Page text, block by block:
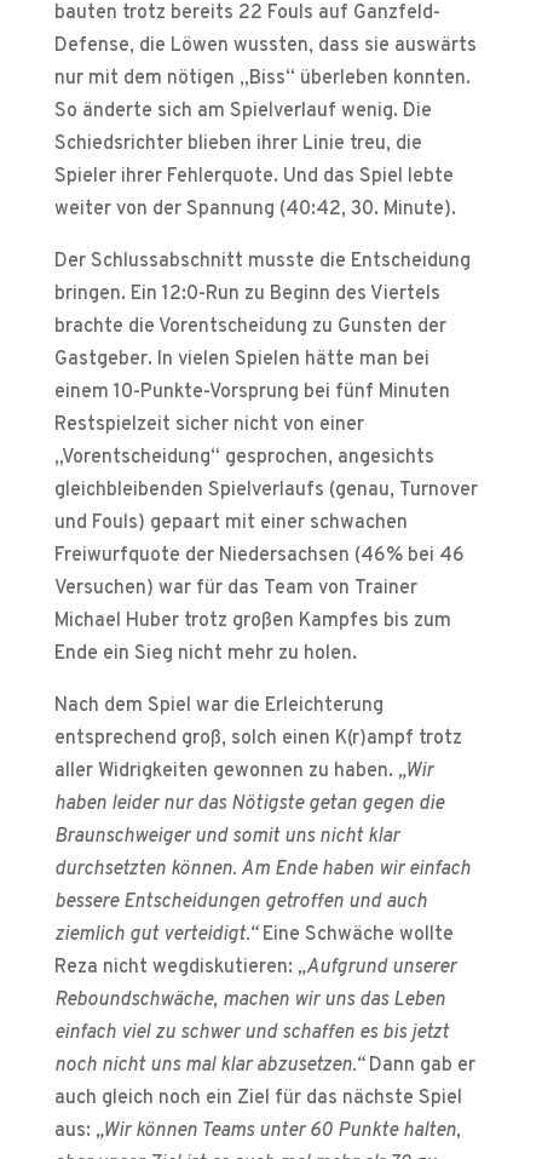
bauten trotz bereits 22 Fouls auf Ganzfeld-
Defense, die Löwen wussten, dass sie auswärts
nur mit dem nötigen „Biss“ überleben konnten.
So änderte sich am Spielverlauf wenig. Die
Schiedsrichter blieben ihrer Linie treu, die
Spieler ihrer Fehlerquote. Und das Spiel lebte
weiter von der Spannung (40:42, 30. Minute).
Der Schlussabschnitt musste die Entscheidung
bringen. Ein 12:0-Run zu Beginn des Viertels
brachte die Vorentscheidung zu Gunsten der
Gastgeber. In vielen Spielen hätte man bei
einem 10-Punkte-Vorsprung bei fünf Minuten
Restspielzeit sicher nicht von einer
„Vorentscheidung“ gesprochen, angesichts
gleichbleibenden Spielverlaufs (genau, Turnover
und Fouls) gepaart mit einer schwachen
Freiwurfquote der Niedersachsen (46% bei 46
Versuchen) war für das Team von Trainer
Michael Huber trotz großen Kampfes bis zum
Ende ein Sieg nicht mehr zu holen.
Nach dem Spiel war die Erleichterung
entsprechend groß, solch einen K(r)ampf trotz
aller Widrigkeiten gewonnen zu haben. „Wir
haben leider nur das Nötigste getan gegen die
Braunschweiger und somit uns nicht klar
durchsetzten können. Am Ende haben wir einfach
bessere Entscheidungen getroffen und auch
ziemlich gut verteidigt.“Eine Schwäche wollte
Reza nicht wegdiskutieren: „Aufgrund unserer
Reboundschwäche, machen wir uns das Leben
einfach viel zu schwer und schaffen es bis jetzt
noch nicht uns mal klar abzusetzen.“Dann gab er
auch gleich noch ein Ziel für das nächste Spiel
aus: „Wir können Teams unter 60 Punkte halten,